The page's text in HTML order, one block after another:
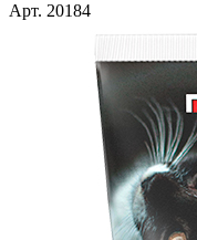
Арт. 20184